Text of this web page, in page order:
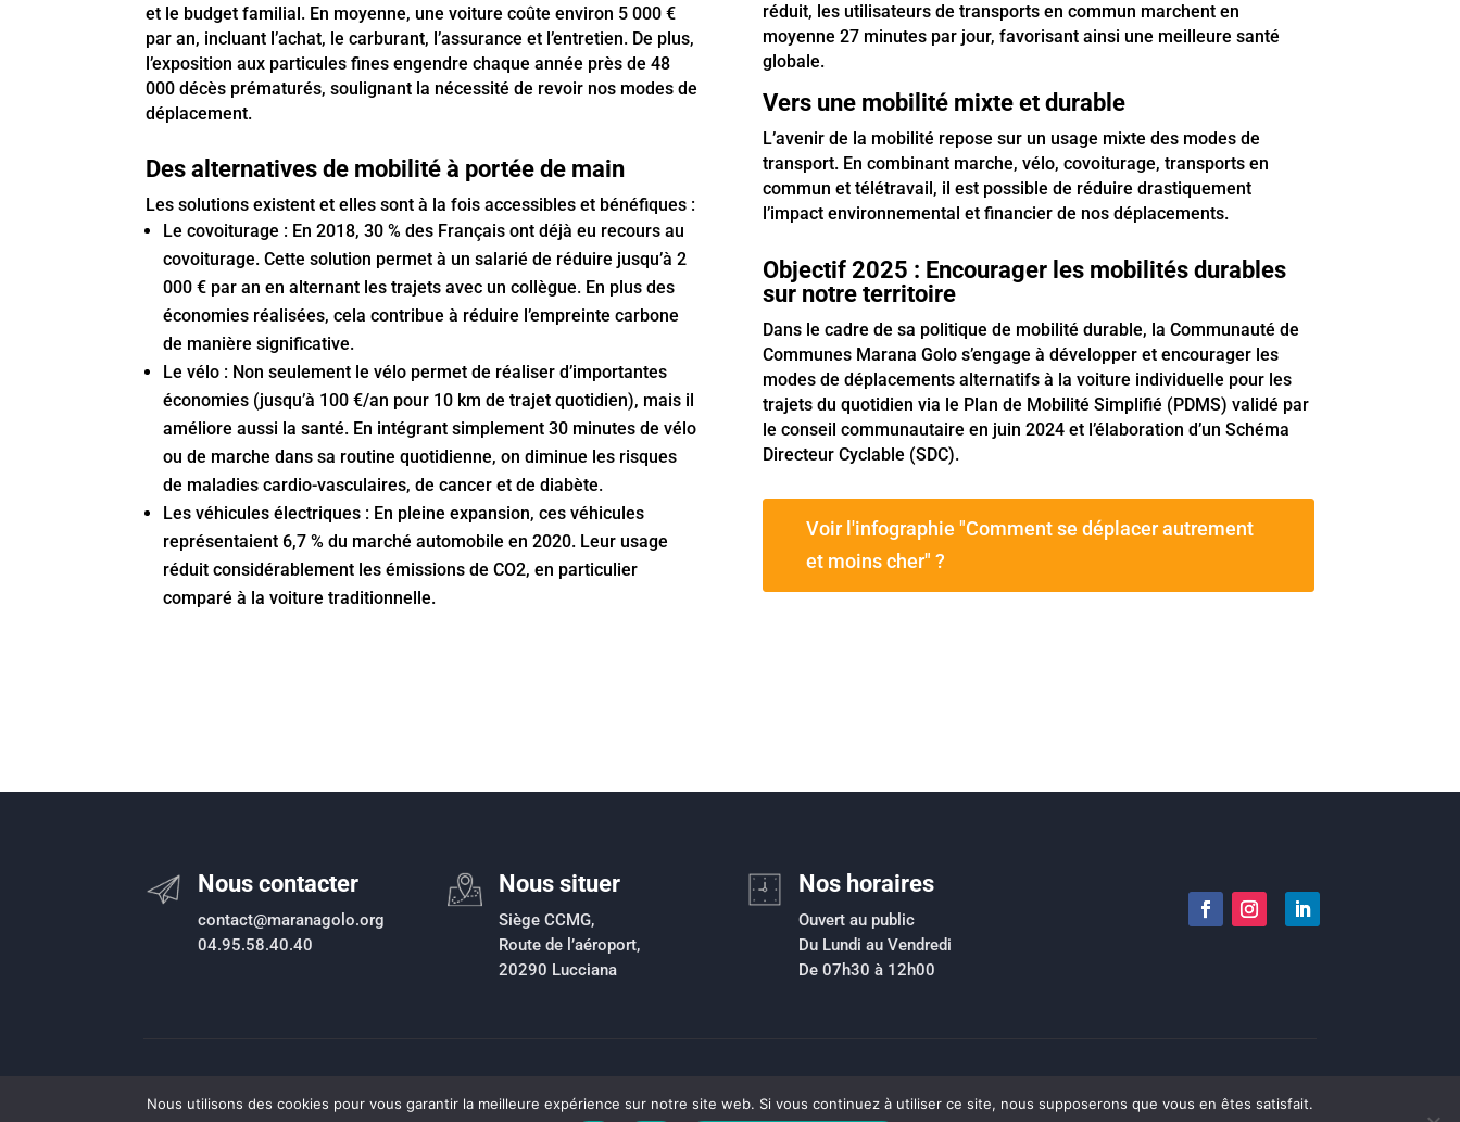
et le budget familial. En moyenne, une voiture coûte environ 5 000 €
par an, incluant l’achat, le carburant, l’assurance et l’entretien. De plus,
l’exposition aux particules fines engendre chaque année près de 48
000 décès prématurés, soulignant la nécessité de revoir nos modes de
déplacement.
Des alternatives de mobilité à portée de main
Les solutions existent et elles sont à la fois accessibles et bénéfiques :
Le covoiturage : En 2018, 30 % des Français ont déjà eu recours au
covoiturage. Cette solution permet à un salarié de réduire jusqu’à 2
000 € par an en alternant les trajets avec un collègue. En plus des
économies réalisées, cela contribue à réduire l’empreinte carbone
de manière significative.
Le vélo : Non seulement le vélo permet de réaliser d’importantes
économies (jusqu’à 100 €/an pour 10 km de trajet quotidien), mais il
améliore aussi la santé. En intégrant simplement 30 minutes de vélo
ou de marche dans sa routine quotidienne, on diminue les risques
de maladies cardio-vasculaires, de cancer et de diabète.
Les véhicules électriques : En pleine expansion, ces véhicules
représentaient 6,7 % du marché automobile en 2020. Leur usage
réduit considérablement les émissions de CO2, en particulier
comparé à la voiture traditionnelle.
réduit, les utilisateurs de transports en commun marchent en
moyenne 27 minutes par jour, favorisant ainsi une meilleure santé
globale.
Vers une mobilité mixte et durable
L’avenir de la mobilité repose sur un usage mixte des modes de
transport. En combinant marche, vélo, covoiturage, transports en
commun et télétravail, il est possible de réduire drastiquement
l’impact environnemental et financier de nos déplacements.
Objectif 2025 : Encourager les mobilités durables
sur notre territoire
Dans le cadre de sa politique de mobilité durable, la Communauté de
Communes Marana Golo s’engage à développer et encourager les
modes de déplacements alternatifs à la voiture individuelle pour les
trajets du quotidien via le Plan de Mobilité Simplifié (PDMS) validé par
le conseil communautaire en juin 2024 et l’élaboration d’un Schéma
Directeur Cyclable (SDC).
Voir l'infographie "Comment se déplacer autrement
et moins cher" ?
Nous contacter
contact@maranagolo.org
04.95.58.40.40
Nous situer
Siège CCMG,
Route de l’aéroport,
20290 Lucciana
Nos horaires
Ouvert au public
Du Lundi au Vendredi
De 07h30 à 12h00
Plan de prévention du risque inondation|Intranet|Espace élu|Mentions légales|Sitemap
Nous utilisons des cookies pour vous garantir la meilleure expérience sur notre site web. Si vous continuez à utiliser ce site, nous supposerons que vous en êtes satisfait.